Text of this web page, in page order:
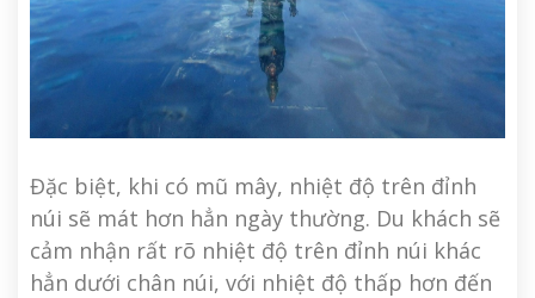
Đặc biệt, khi có mũ mây, nhiệt độ trên đỉnh
núi sẽ mát hơn hẳn ngày thường. Du khách sẽ
cảm nhận rất rõ nhiệt độ trên đỉnh núi khác
hẳn dưới chân núi, với nhiệt độ thấp hơn đến